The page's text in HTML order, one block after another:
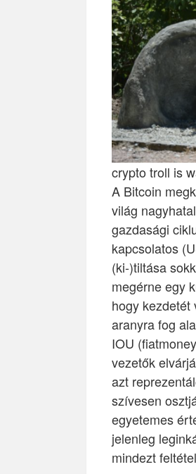
crypto troll is
A Bitcoin
világ
gazdasági
kapcsolatos
(ki-)tiltása
megérne egy
hogy kezdetét
aranyra fog
IOU
vezetők
azt
szívesen
egyetemes
jelenleg
mindezt